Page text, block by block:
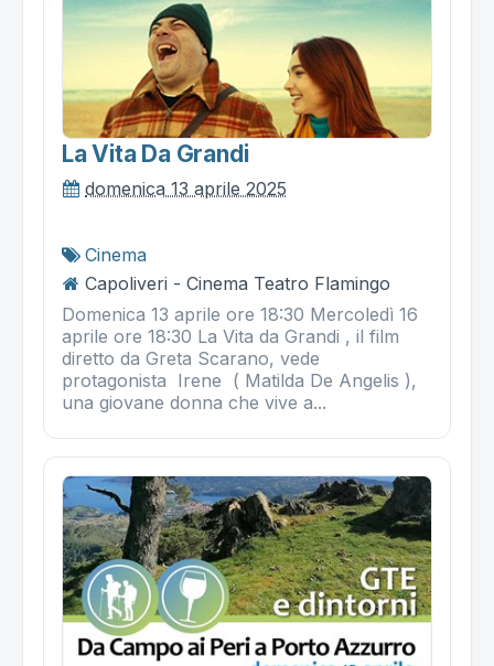
La Vita Da Grandi
domenica 13 aprile 2025
Cinema
Capoliveri - Cinema Teatro Flamingo
Domenica 13 aprile ore 18:30 Mercoledì 16
aprile ore 18:30 La Vita da Grandi , il film
diretto da Greta Scarano, vede
protagonista Irene ( Matilda De Angelis ),
una giovane donna che vive a...